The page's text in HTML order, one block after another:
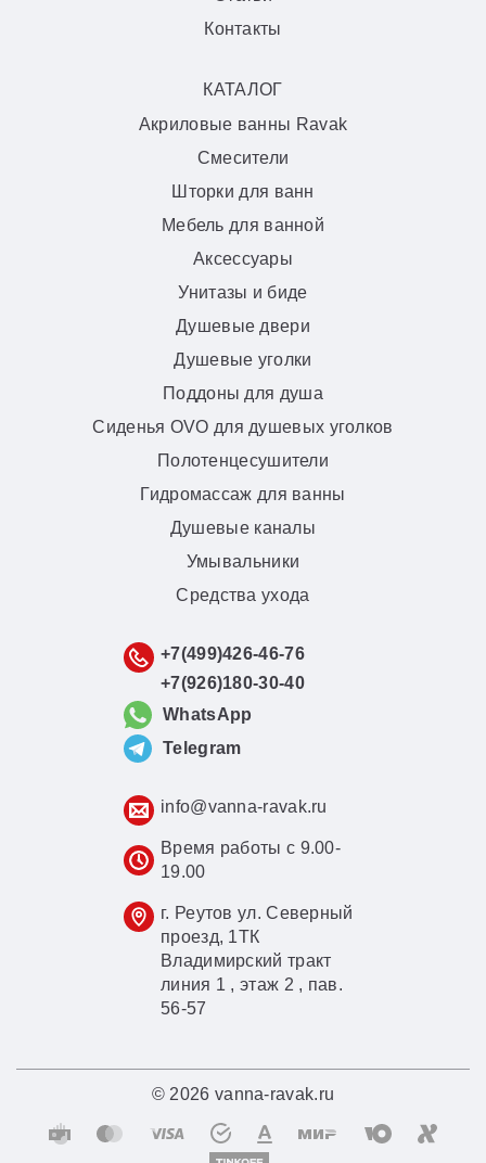
Контакты
КАТАЛОГ
Акриловые ванны Ravak
Смесители
Шторки для ванн
Мебель для ванной
Аксессуары
Унитазы и биде
Душевые двери
Душевые уголки
Поддоны для душа
Сиденья OVO для душевых уголков
Полотенцесушители
Гидромассаж для ванны
Душевые каналы
Умывальники
Средства ухода
+7(499)426-46-76
+7(926)180-30-40
WhatsApp
Telegram
info@vanna-ravak.ru
Время работы с 9.00-
19.00
г. Реутов ул. Северный
проезд, 1ТК
Владимирский тракт
линия 1 , этаж 2 , пав.
56-57
© 2026 vanna-ravak.ru